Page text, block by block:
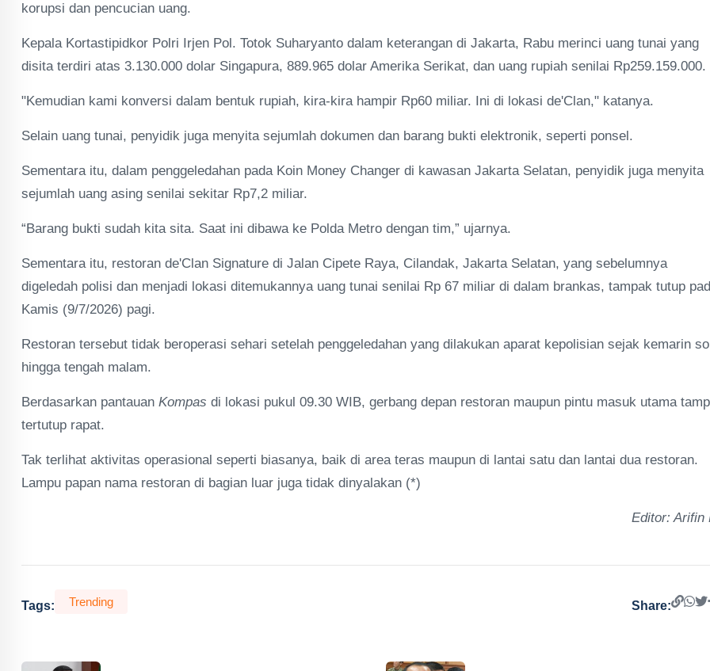
korupsi dan pencucian uang.
Kepala Kortastipidkor Polri Irjen Pol. Totok Suharyanto dalam keterangan di Jakarta, Rabu merinci uang tunai yang
disita terdiri atas 3.130.000 dolar Singapura, 889.965 dolar Amerika Serikat, dan uang rupiah senilai Rp259.159.000.
"Kemudian kami konversi dalam bentuk rupiah, kira-kira hampir Rp60 miliar. Ini di lokasi de'Clan," katanya.
Selain uang tunai, penyidik juga menyita sejumlah dokumen dan barang bukti elektronik, seperti ponsel.
Sementara itu, dalam penggeledahan pada Koin Money Changer di kawasan Jakarta Selatan, penyidik juga menyita
sejumlah uang asing senilai sekitar Rp7,2 miliar.
“Barang bukti sudah kita sita. Saat ini dibawa ke Polda Metro dengan tim,” ujarnya.
Sementara itu, restoran de'Clan Signature di Jalan Cipete Raya, Cilandak, Jakarta Selatan, yang sebelumnya
digeledah polisi dan menjadi lokasi ditemukannya uang tunai senilai Rp 67 miliar di dalam brankas, tampak tutup
Kamis (9/7/2026) pagi.
Restoran tersebut tidak beroperasi sehari setelah penggeledahan yang dilakukan aparat kepolisian sejak kemarin
hingga tengah malam.
Berdasarkan pantauan Kompas di lokasi pukul 09.30 WIB, gerbang depan restoran maupun pintu masuk utama
tertutup rapat.
Tak terlihat aktivitas operasional seperti biasanya, baik di area teras maupun di lantai satu dan lantai dua restoran.
Lampu papan nama restoran di bagian luar juga tidak dinyalakan (*)
Editor: Arifin
Tags: Trending Share: